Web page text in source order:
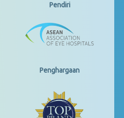
Pendiri
Penghargaan